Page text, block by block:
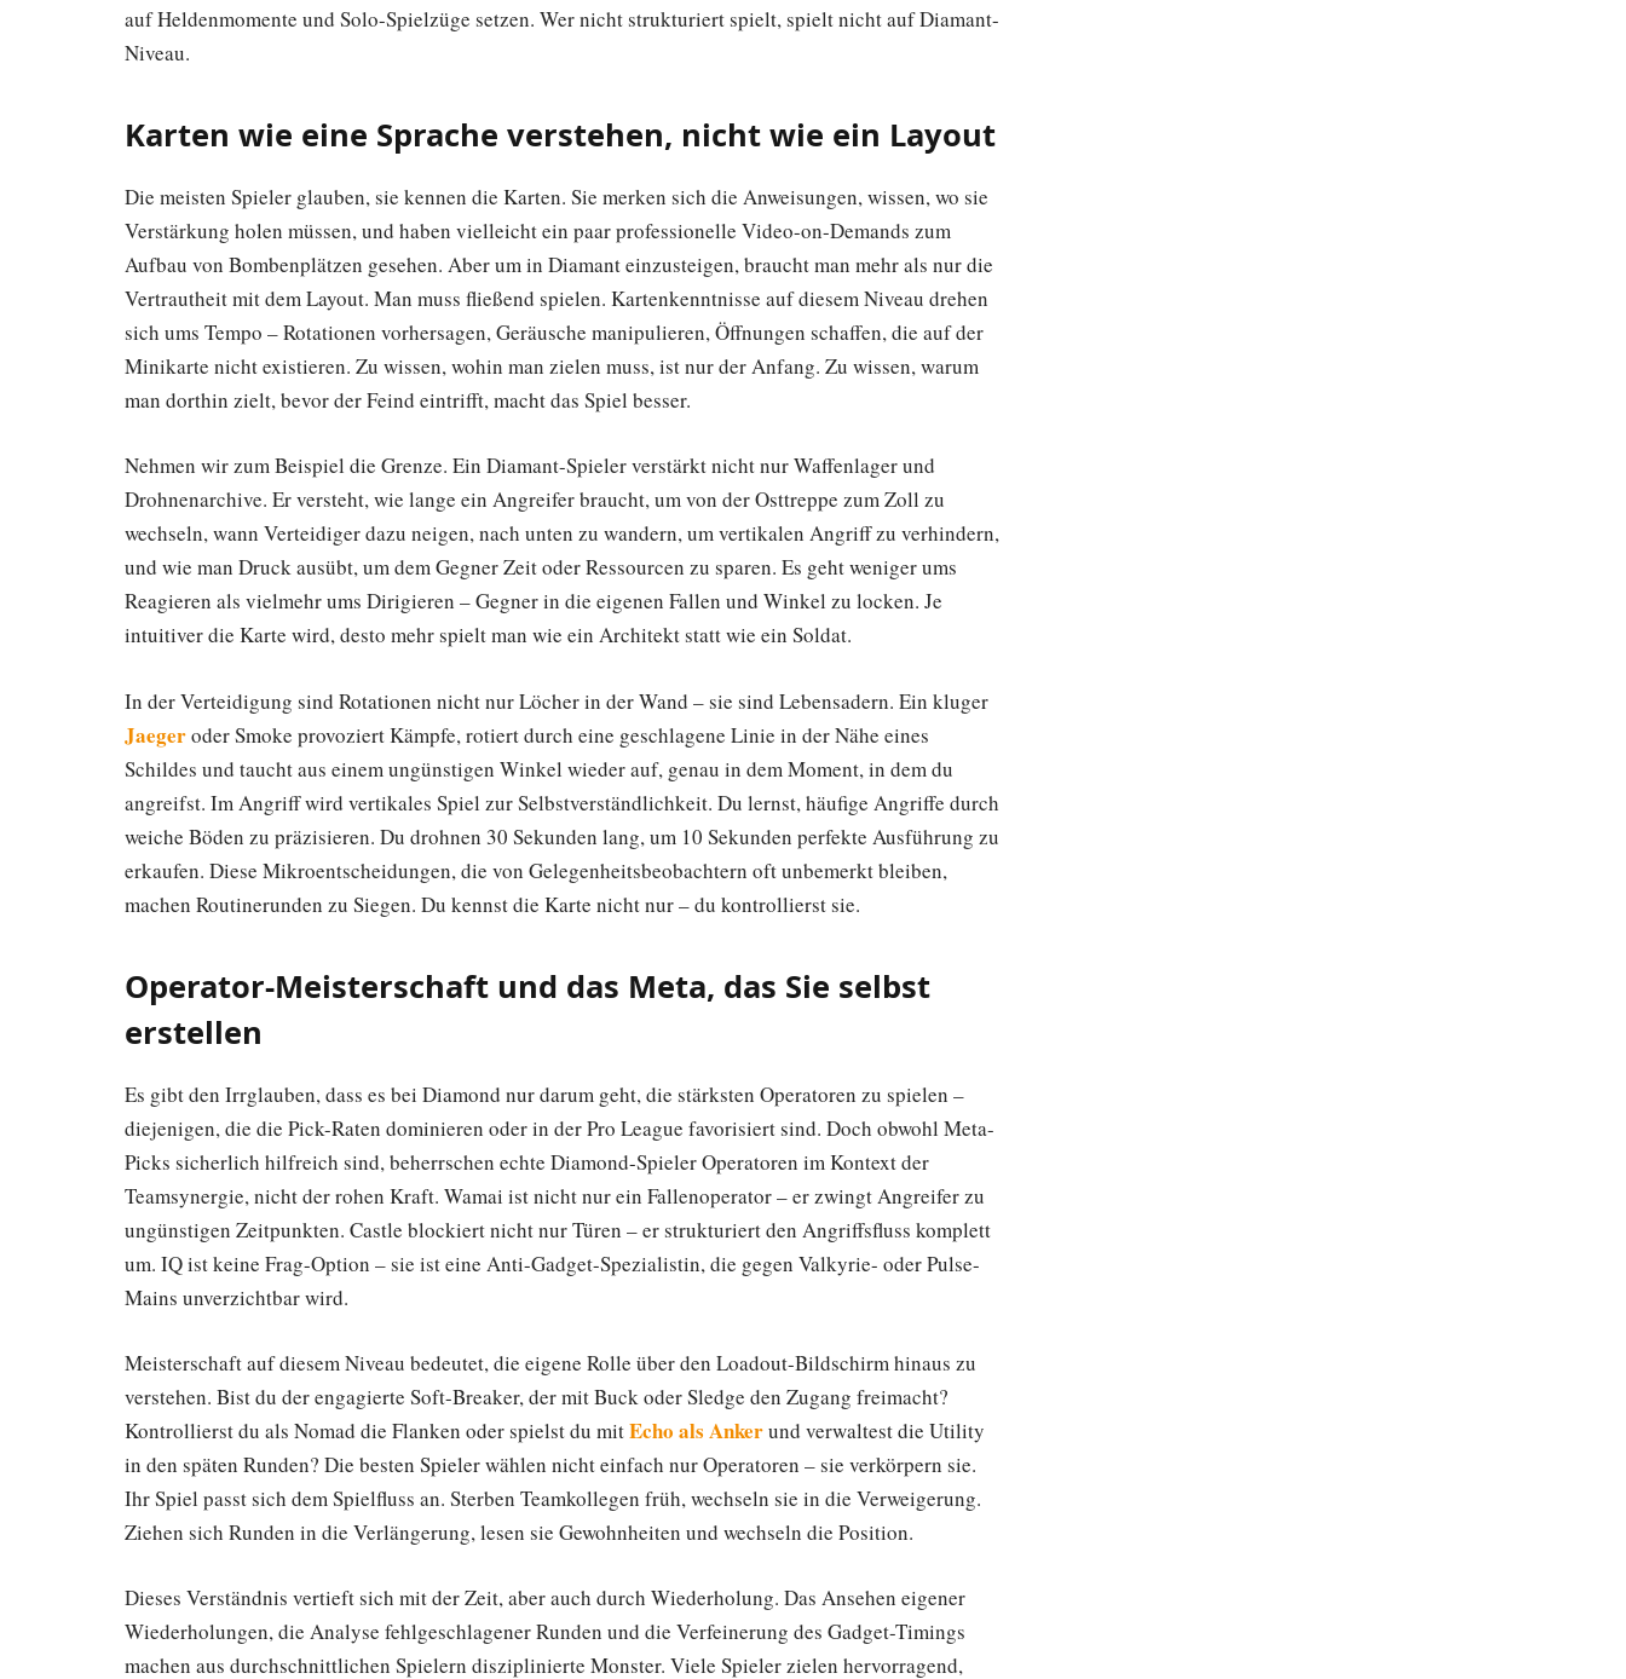
auf Heldenmomente und Solo-Spielzüge setzen. Wer nicht strukturiert spielt, spielt nicht auf Diamant-
Niveau.
Karten wie eine Sprache verstehen, nicht wie ein Layout
Die meisten Spieler glauben, sie kennen die Karten. Sie merken sich die Anweisungen, wissen, wo sie
Verstärkung holen müssen, und haben vielleicht ein paar professionelle Video-on-Demands zum
Aufbau von Bombenplätzen gesehen. Aber um in Diamant einzusteigen, braucht man mehr als nur die
Vertrautheit mit dem Layout. Man muss fließend spielen. Kartenkenntnisse auf diesem Niveau drehen
sich ums Tempo – Rotationen vorhersagen, Geräusche manipulieren, Öffnungen schaffen, die auf der
Minikarte nicht existieren. Zu wissen, wohin man zielen muss, ist nur der Anfang. Zu wissen, warum
man dorthin zielt, bevor der Feind eintrifft, macht das Spiel besser.
Nehmen wir zum Beispiel die Grenze. Ein Diamant-Spieler verstärkt nicht nur Waffenlager und
Drohnenarchive. Er versteht, wie lange ein Angreifer braucht, um von der Osttreppe zum Zoll zu
wechseln, wann Verteidiger dazu neigen, nach unten zu wandern, um vertikalen Angriff zu verhindern,
und wie man Druck ausübt, um dem Gegner Zeit oder Ressourcen zu sparen. Es geht weniger ums
Reagieren als vielmehr ums Dirigieren – Gegner in die eigenen Fallen und Winkel zu locken. Je
intuitiver die Karte wird, desto mehr spielt man wie ein Architekt statt wie ein Soldat.
In der Verteidigung sind Rotationen nicht nur Löcher in der Wand – sie sind Lebensadern. Ein kluger
Jaegeroder Smoke provoziert Kämpfe, rotiert durch eine geschlagene Linie in der Nähe eines
Schildes und taucht aus einem ungünstigen Winkel wieder auf, genau in dem Moment, in dem du
angreifst. Im Angriff wird vertikales Spiel zur Selbstverständlichkeit. Du lernst, häufige Angriffe durch
weiche Böden zu präzisieren. Du drohnen 30 Sekunden lang, um 10 Sekunden perfekte Ausführung zu
erkaufen. Diese Mikroentscheidungen, die von Gelegenheitsbeobachtern oft unbemerkt bleiben,
machen Routinerunden zu Siegen. Du kennst die Karte nicht nur – du kontrollierst sie.
Operator-Meisterschaft und das Meta, das Sie selbst
erstellen
Es gibt den Irrglauben, dass es bei Diamond nur darum geht, die stärksten Operatoren zu spielen –
diejenigen, die die Pick-Raten dominieren oder in der Pro League favorisiert sind. Doch obwohl Meta-
Picks sicherlich hilfreich sind, beherrschen echte Diamond-Spieler Operatoren im Kontext der
Teamsynergie, nicht der rohen Kraft. Wamai ist nicht nur ein Fallenoperator – er zwingt Angreifer zu
ungünstigen Zeitpunkten. Castle blockiert nicht nur Türen – er strukturiert den Angriffsfluss komplett
um. IQ ist keine Frag-Option – sie ist eine Anti-Gadget-Spezialistin, die gegen Valkyrie- oder Pulse-
Mains unverzichtbar wird.
Meisterschaft auf diesem Niveau bedeutet, die eigene Rolle über den Loadout-Bildschirm hinaus zu
verstehen. Bist du der engagierte Soft-Breaker, der mit Buck oder Sledge den Zugang freimacht?
Kontrollierst du als Nomad die Flanken oder spielst du mitEcho als Ankerund verwaltest die Utility
in den späten Runden? Die besten Spieler wählen nicht einfach nur Operatoren – sie verkörpern sie.
Ihr Spiel passt sich dem Spielfluss an. Sterben Teamkollegen früh, wechseln sie in die Verweigerung.
Ziehen sich Runden in die Verlängerung, lesen sie Gewohnheiten und wechseln die Position.
Dieses Verständnis vertieft sich mit der Zeit, aber auch durch Wiederholung. Das Ansehen eigener
Wiederholungen, die Analyse fehlgeschlagener Runden und die Verfeinerung des Gadget-Timings
machen aus durchschnittlichen Spielern disziplinierte Monster. Viele Spieler zielen hervorragend,